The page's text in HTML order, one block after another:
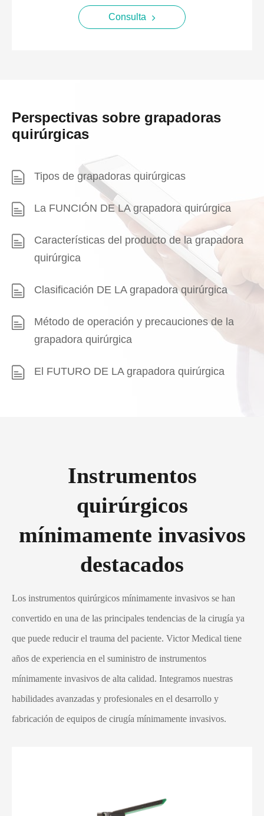
Consulta
Perspectivas sobre grapadoras
quirúrgicas
Tipos de grapadoras quirúrgicas
La FUNCIÓN DE LA grapadora quirúrgica
Características del producto de la grapadora
quirúrgica
Clasificación DE LA grapadora quirúrgica
Método de operación y precauciones de la
grapadora quirúrgica
El FUTURO DE LA grapadora quirúrgica
Instrumentos
quirúrgicos
mínimamente invasivos
destacados
Los instrumentos quirúrgicos mínimamente invasivos se han
convertido en una de las principales tendencias de la cirugía ya
que puede reducir el trauma del paciente. Victor Medical tiene
años de experiencia en el suministro de instrumentos
mínimamente invasivos de alta calidad. Integramos nuestras
habilidades avanzadas y profesionales en el desarrollo y
fabricación de equipos de cirugía mínimamente invasivos.